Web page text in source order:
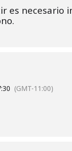
es necesario
(GMT-11:00)